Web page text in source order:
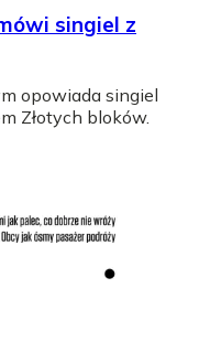
singiel z
opowiada singiel
Złotych bloków.